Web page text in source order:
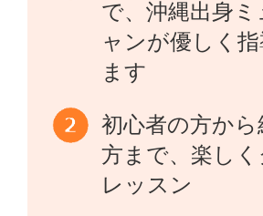
で、沖縄出身ミ
ャンが優しく
ます
初心者の方から
方まで、楽し
レッスン